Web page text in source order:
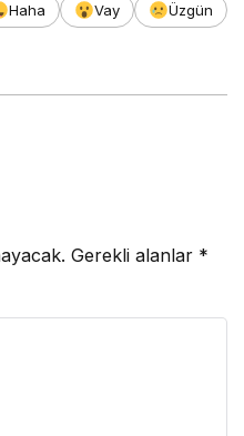
Haha Vay
Üzgün
Gerekli alanlar *